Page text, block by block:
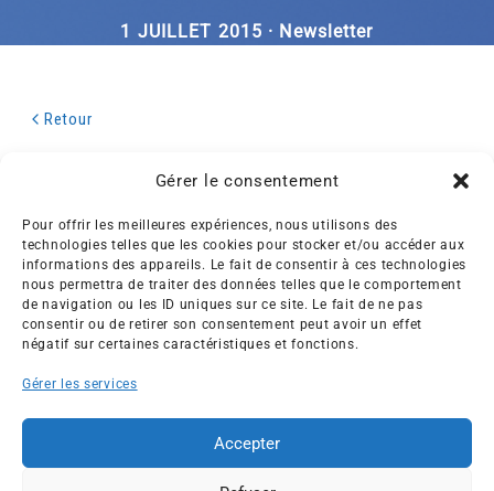
Gérer le consentement
Pour offrir les meilleures expériences, nous utilisons des
technologies telles que les cookies pour stocker et/ou accéder aux
informations des appareils. Le fait de consentir à ces technologies
nous permettra de traiter des données telles que le comportement
de navigation ou les ID uniques sur ce site. Le fait de ne pas
consentir ou de retirer son consentement peut avoir un effet
négatif sur certaines caractéristiques et fonctions.
Gérer les services
Accepter
1 JUILLET 2015 · Newsletter
Retour
Créée en 1992, l’association française des Entreprises pour
l’Environnement (EPE) rassemble une soixantaine de grandes
entreprises françaises et internationales de tous les secteurs
aux enjeux d’une transition écologique intégrée.
Nos membres
Actus
Presse